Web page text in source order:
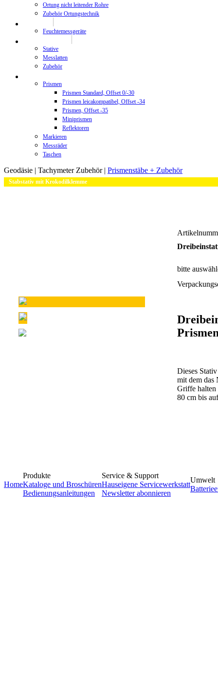
Ortung nicht leitender Rohre
Zubehör Ortungstechnik
Feuchtemessgeräte
Stative
Messlatten
Zubehör
Prismen
Prismen Standard, Offset 0/-30
Prismen leicakompatibel, Offset -34
Prismen, Offset -35
Miniprismen
Reflektoren
Markieren
Messräder
Taschen
Geodäsie | Tachymeter Zubehör | Prismenstäbe + Zubehör
Stabstativ mit Krokodilklemme
bitte
Dieses
mit dem das
Griffe halten
80 cm bis
Home
Produkte
Kataloge und Broschüren
Bedienungsanleitungen
Service & Support
Hauseigene Servicewerkstatt
Newsletter abonnieren
Umwelt